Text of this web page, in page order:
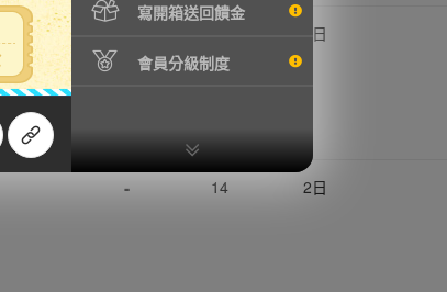
寫開箱送回饋金
會員分級制度
2日
- 14 2日